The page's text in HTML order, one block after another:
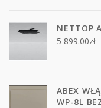
NETTOP
5 899.00zł
ABEX
WP-8L